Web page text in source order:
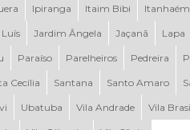
Ipiranga Itaim Bibi Itanhaém
Jardim Ângela Jaçanã Lapa
Paraíso Parelheiros Pedreira
Cecília Santana Santo Amaro
Ubatuba Vila Andrade Vila